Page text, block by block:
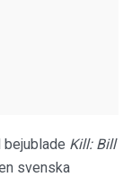
Kill: Bill
svenska